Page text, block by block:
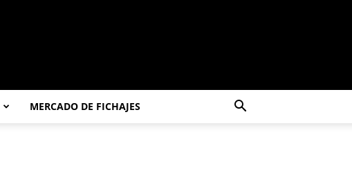
MERCADO DE FICHAJES